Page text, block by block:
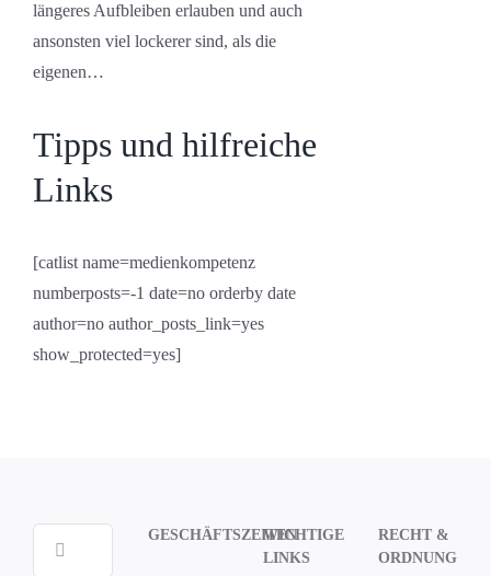
längeres Aufbleiben erlauben und auch
ansonsten viel lockerer sind, als die
eigenen…
Tipps und hilfreiche
Links
[catlist name=medienkompetenz
numberposts=-1 date=no orderby date
author=no author_posts_link=yes
show_protected=yes]
GESCHÄFTSZEITENWICHTIGE
LINKS
RECHT &
ORDNUNG